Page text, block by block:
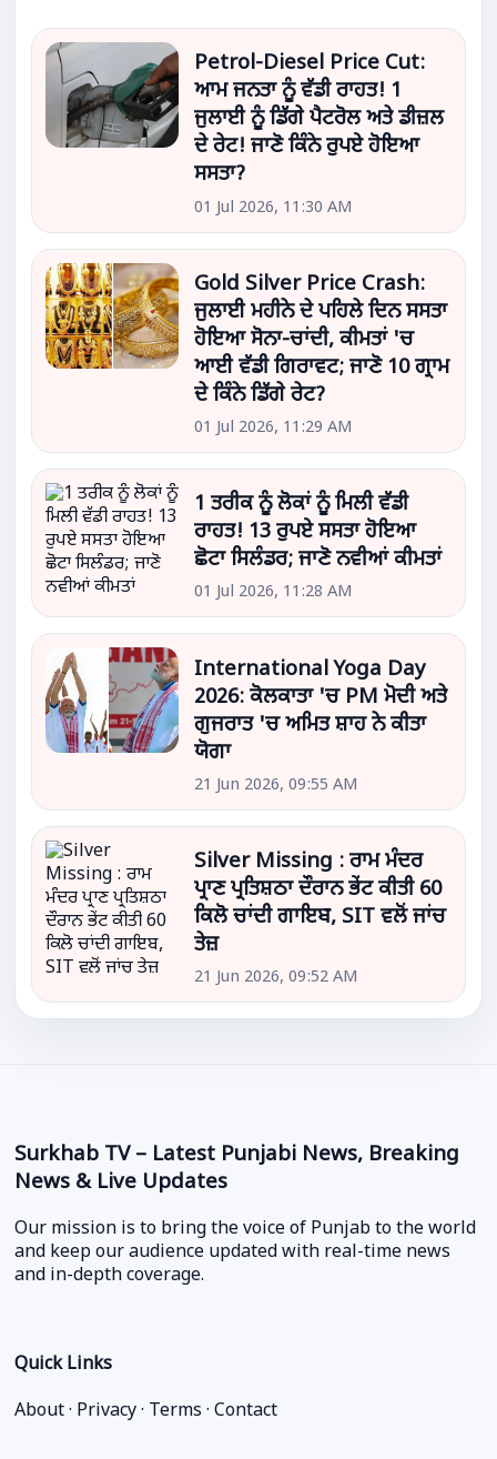
Petrol-Diesel Price Cut:
ਆਮ ਜਨਤਾ ਨੂੰ ਵੱਡੀ ਰਾਹਤ! 1
ਜੁਲਾਈ ਨੂੰ ਡਿੱਗੇ ਪੈਟਰੋਲ ਅਤੇ ਡੀਜ਼ਲ
ਦੇ ਰੇਟ! ਜਾਣੋ ਕਿੰਨੇ ਰੁਪਏ ਹੋਇਆ
ਸਸਤਾ?
01 Jul 2026, 11:30 AM
Gold Silver Price Crash:
ਜੁਲਾਈ ਮਹੀਨੇ ਦੇ ਪਹਿਲੇ ਦਿਨ ਸਸਤਾ
ਹੋਇਆ ਸੋਨਾ-ਚਾਂਦੀ, ਕੀਮਤਾਂ 'ਚ
ਆਈ ਵੱਡੀ ਗਿਰਾਵਟ; ਜਾਣੋ 10 ਗ੍ਰਾਮ
ਦੇ ਕਿੰਨੇ ਡਿੱਗੇ ਰੇਟ?
01 Jul 2026, 11:29 AM
1 ਤਰੀਕ ਨੂੰ ਲੋਕਾਂ ਨੂੰ ਮਿਲੀ ਵੱਡੀ
ਰਾਹਤ! 13 ਰੁਪਏ ਸਸਤਾ ਹੋਇਆ
ਛੋਟਾ ਸਿਲੰਡਰ; ਜਾਣੋ ਨਵੀਆਂ ਕੀਮਤਾਂ
01 Jul 2026, 11:28 AM
International Yoga Day
2026: ਕੋਲਕਾਤਾ 'ਚ PM ਮੋਦੀ ਅਤੇ
ਗੁਜਰਾਤ 'ਚ ਅਮਿਤ ਸ਼ਾਹ ਨੇ ਕੀਤਾ
ਯੋਗਾ
21 Jun 2026, 09:55 AM
Silver Missing : ਰਾਮ ਮੰਦਰ
ਪ੍ਰਾਣ ਪ੍ਰਤਿਸ਼ਠਾ ਦੌਰਾਨ ਭੇਂਟ ਕੀਤੀ 60
ਕਿਲੋ ਚਾਂਦੀ ਗਾਇਬ, SIT ਵਲੋਂ ਜਾਂਚ
ਤੇਜ਼
21 Jun 2026, 09:52 AM
Surkhab TV – Latest Punjabi News, Breaking
News & Live Updates
Our mission is to bring the voice of Punjab to the world
and keep our audience updated with real-time news
and in-depth coverage.
Quick Links
About· Privacy· Terms ·Contact